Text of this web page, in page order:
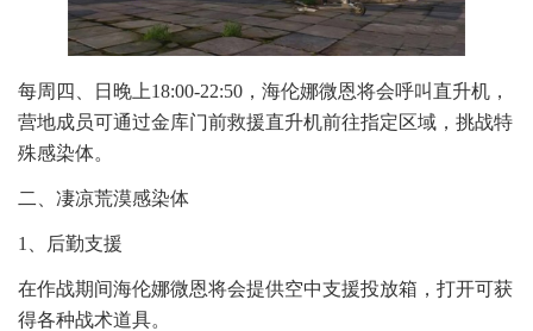
每周四、日晚上18:00-22:50，海伦娜微恩将会呼叫直升机，
营地成员可通过金库门前救援直升机前往指定区域，挑战特
殊感染体。
二、凄凉荒漠感染体
1、后勤支援
在作战期间海伦娜微恩将会提供空中支援投放箱，打开可获
得各种战术道具。